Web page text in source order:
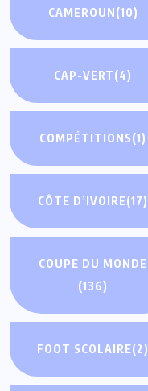
CAMEROUN(10)
CAP-VERT(4)
COMPÉTITIONS(1)
CÔTE D’IVOIRE(17)
COUPE DU MONDE
(136)
FOOT SCOLAIRE(2)